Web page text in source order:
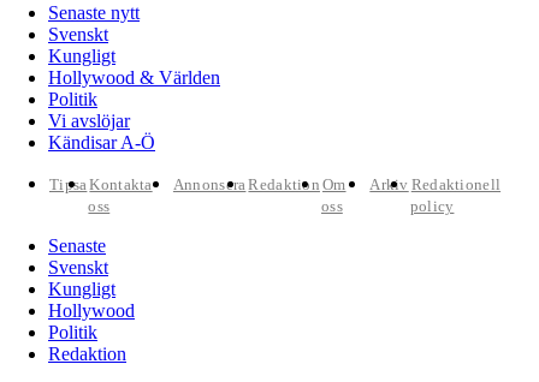
Senaste nytt
Svenskt
Kungligt
Hollywood & Världen
Politik
Vi avslöjar
Kändisar A-Ö
TipsaKontakta
oss
AnnonseraRedaktion Om
oss
Arkiv Redaktionell
policy
Senaste
Svenskt
Kungligt
Hollywood
Politik
Redaktion